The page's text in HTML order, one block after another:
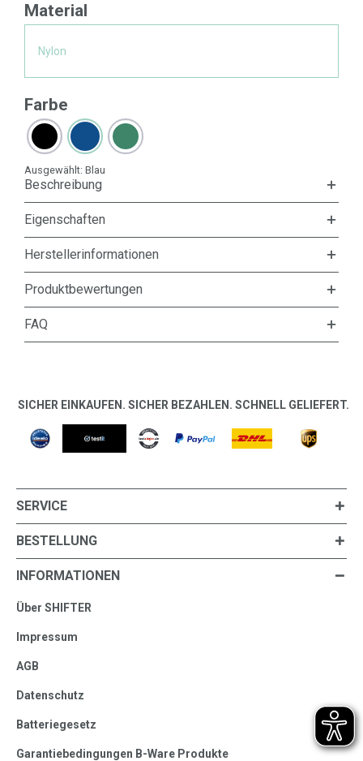
Material
Nylon
Farbe
Ausgewählt: Blau
Beschreibung
Eigenschaften
Herstellerinformationen
Produktbewertungen
FAQ
SICHER EINKAUFEN. SICHER BEZAHLEN. SCHNELL GELIEFERT.
SERVICE
BESTELLUNG
INFORMATIONEN
Über SHIFTER
Impressum
AGB
Datenschutz
Batteriegesetz
Garantiebedingungen B-Ware Produkte